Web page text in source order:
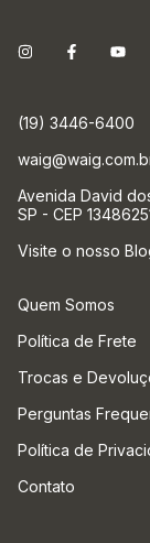
(19) 3446-6400
Avenida David
SP - CEP
Visite o nosso
Quem Somos
Política de Frete
Trocas e
Perguntas
Política de
Contato